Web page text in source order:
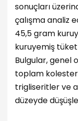
sonuçları
çalışma analiz
45,5 gram
kuruyemiş
Bulgular, genel
toplam
trigliseritler ve
düzeyde